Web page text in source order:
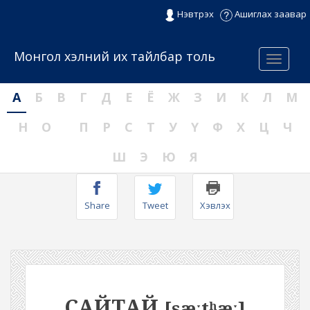
Нэвтрэх Ашиглах заавар
Menu
Монгол хэлний их тайлбар толь
А Б В Г Д Е Ё Ж З И К Л
М
Н
О П Р С Т У Ү Ф Х Ц
Ч
Ш
Э Ю Я
Share Tweet Хэвлэх